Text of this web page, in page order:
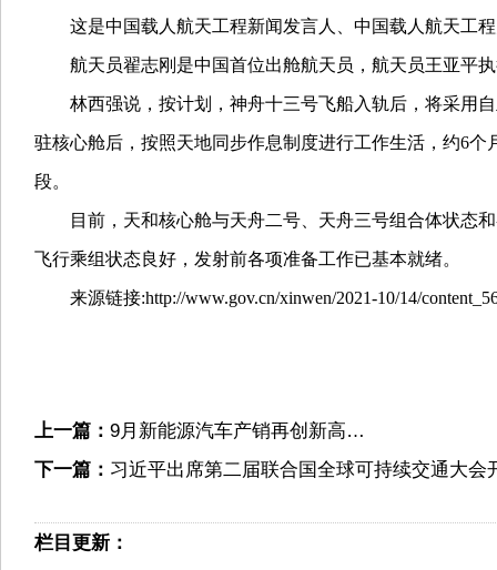
这是中国载人航天工程新闻发言人、中国载人航天工
航天员翟志刚是中国首位出舱航天员，航天员王亚平
林西强说，按计划，神舟十三号飞船入轨后，将采用
驻核心舱后，按照天地同步作息制度进行工作生活，约6
段。
目前，天和核心舱与天舟二号、天舟三号组合体状态
飞行乘组状态良好，发射前各项准备工作已基本就绪。
来源链接:http://www.gov.cn/xinwen/2021-10/14/
上一篇： 9月新能源汽车产销再创新高…
下一篇： 习近平出席第二届联合国全球可持续交通大会
栏目更新：